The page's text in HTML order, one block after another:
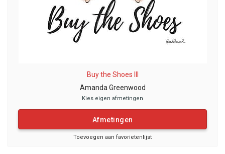
Buy the Shoes III
Amanda Greenwood
Kies eigen afmetingen
Afmetingen
Toevoegen aan favorietenlijst